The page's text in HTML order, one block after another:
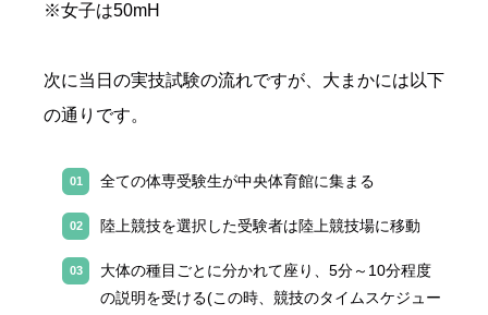
※女子は50mH
次に当日の実技試験の流れですが、大まかには以下
の通りです。
全ての体専受験生が中央体育館に集まる
陸上競技を選択した受験者は陸上競技場に移動
大体の種目ごとに分かれて座り、 5分～ 10分程度
の説明を受ける(この時、競技のタイムスケジュー